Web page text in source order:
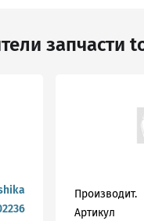
запчасти
Производит.
Артикул